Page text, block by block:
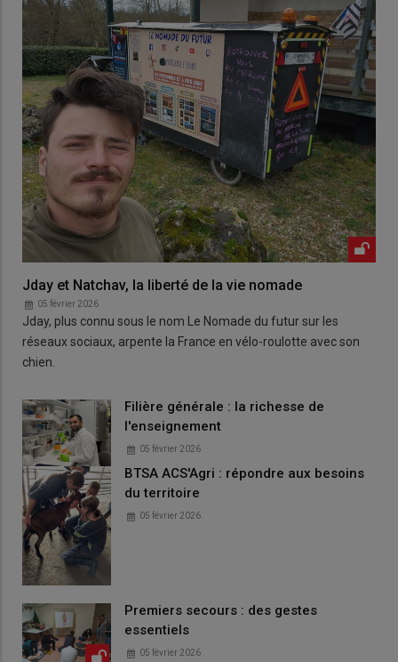
Jday et Natchav, la liberté de la vie nomade
05 février 2026
Jday, plus connu sous le nom Le Nomade du futur sur les
réseaux sociaux, arpente la France en vélo-roulotte avec son
chien.
Filière générale : la richesse de
l'enseignement
05 février 2026
BTSA ACS'Agri : répondre aux besoins
du territoire
05 février 2026
Premiers secours : des gestes
essentiels
05 février 2026